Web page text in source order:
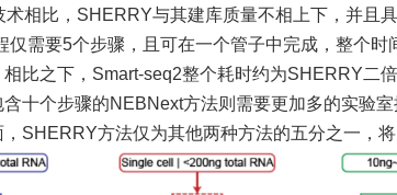
术相比，SHERRY与其建库质量不相上下，并且
仅需要5个步骤，且可在一个管子中完成，整个时
比之下，Smart-seq2整个耗时约为SHERRY二
十个步骤的NEBNext方法则需要更加多的实验
SHERRY方法仅为其他两种方法的五分之一，